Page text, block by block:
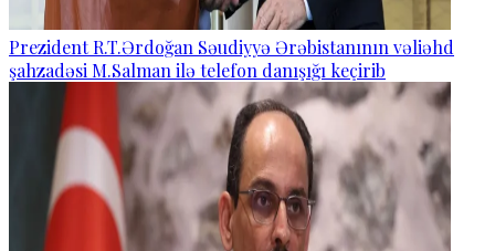
Prezident R.T.Ərdoğan Səudiyyə Ərəbistanının vəliəhd
şahzadəsi M.Salman ilə telefon danışığı keçirib